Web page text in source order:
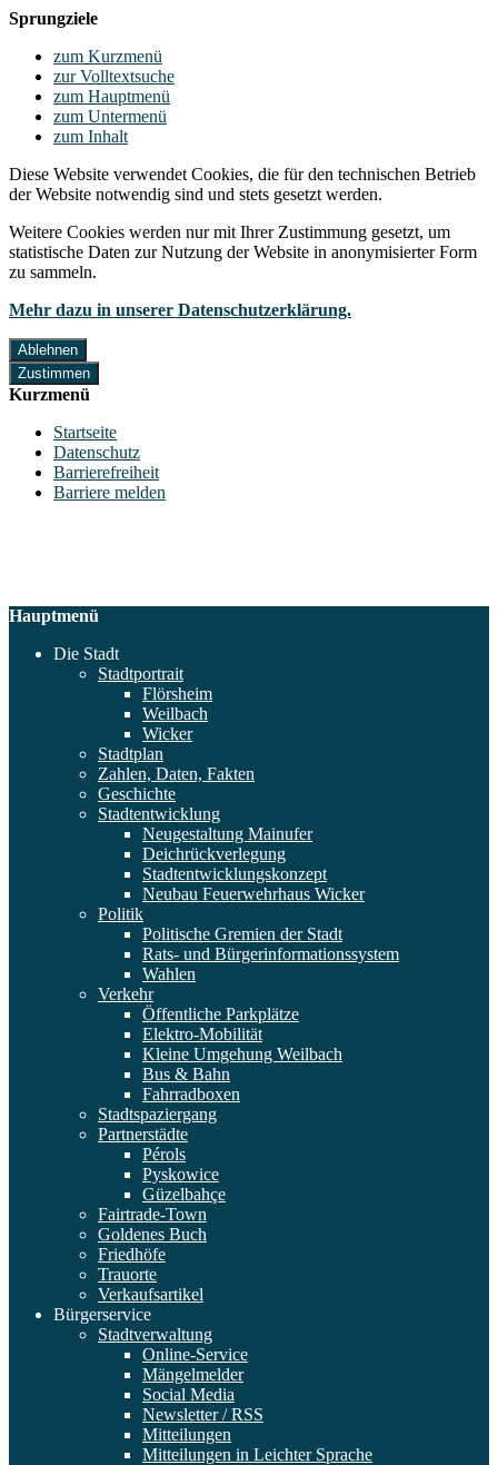
Sprungziele
zum Kurzmenü
zur Volltextsuche
zum Hauptmenü
zum Untermenü
zum Inhalt
Diese Website verwendet Cookies, die für den technischen Betrieb
der Website notwendig sind und stets gesetzt werden.
Weitere Cookies werden nur mit Ihrer Zustimmung gesetzt, um
statistische Daten zur Nutzung der Website in anonymisierter Form
zu sammeln.
Mehr dazu in unserer Datenschutzerklärung.
Ablehnen
Zustimmen
Kurzmenü
Startseite
Datenschutz
Barrierefreiheit
Barriere melden
Hauptmenü
Die Stadt
Stadtportrait
Flörsheim
Weilbach
Wicker
Stadtplan
Zahlen, Daten, Fakten
Geschichte
Stadtentwicklung
Neugestaltung Mainufer
Deichrückverlegung
Stadtentwicklungskonzept
Neubau Feuerwehrhaus Wicker
Politik
Politische Gremien der Stadt
Rats- und Bürgerinformationssystem
Wahlen
Verkehr
Öffentliche Parkplätze
Elektro-Mobilität
Kleine Umgehung Weilbach
Bus & Bahn
Fahrradboxen
Stadtspaziergang
Partnerstädte
Pérols
Pyskowice
Güzelbahçe
Fairtrade-Town
Goldenes Buch
Friedhöfe
Trauorte
Verkaufsartikel
Bürgerservice
Stadtverwaltung
Online-Service
Mängelmelder
Social Media
Newsletter / RSS
Mitteilungen
Mitteilungen in Leichter Sprache